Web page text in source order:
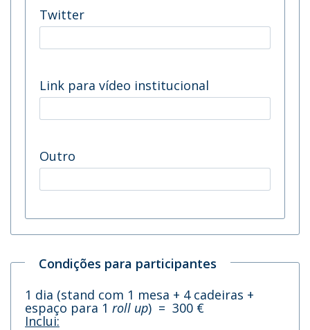
Twitter
Link para vídeo institucional
Outro
Condições para participantes
1 dia (stand com 1 mesa + 4 cadeiras +
espaço para 1 roll up) = 300 €
Inclui: